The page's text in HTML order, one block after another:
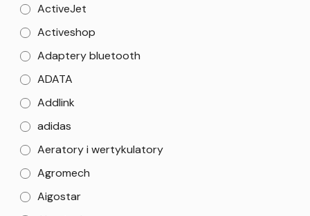
ActiveJet
Activeshop
Adaptery bluetooth
ADATA
Addlink
adidas
Aeratory i wertykulatory
Agromech
Aigostar